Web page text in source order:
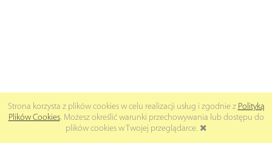
Strona korzysta z plików cookies w celu realizacji usług i zgodnie z Polityką
Plików Cookies. Możesz określić warunki przechowywania lub dostępu do
plików cookies w Twojej przeglądarce.